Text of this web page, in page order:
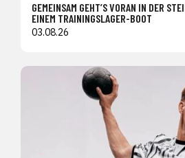
GEMEINSAM GEHT’S VORAN IN DER
EINEM TRAININGSLAGER-BOOT
03.08.26